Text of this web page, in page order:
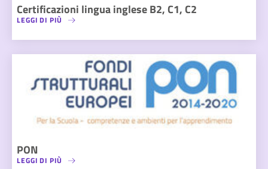
Certificazioni lingua inglese B2, C1, C2
LEGGI DI PIÙ
PON
LEGGI DI PIÙ